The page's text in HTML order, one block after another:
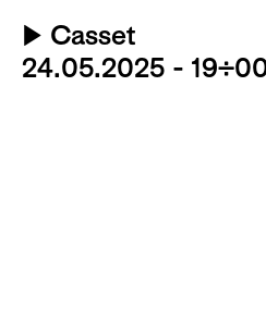
▶ Casset
24.05.2025 -